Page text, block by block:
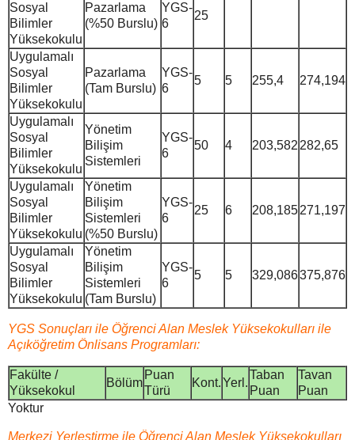
Sosyal
Bilimler
Yüksekokulu
Pazarlama
(%50 Burslu)
YGS-
6
25
Uygulamalı
Sosyal
Bilimler
Yüksekokulu
Pazarlama
(Tam Burslu)
YGS-
6
5 5 255,4 274,194
Uygulamalı
Sosyal
Bilimler
Yüksekokulu
Yönetim
Bilişim
Sistemleri
YGS-
6
50 4 203,582282,65
Uygulamalı
Sosyal
Bilimler
Yüksekokulu
Yönetim
Bilişim
Sistemleri
(%50 Burslu)
YGS-
6
25 6 208,185271,197
Uygulamalı
Sosyal
Bilimler
Yüksekokulu
Yönetim
Bilişim
Sistemleri
(Tam Burslu)
YGS-
6
5 5 329,086375,876
YGS Sonuçları ile Öğrenci Alan Meslek Yüksekokulları ile
Açıköğretim Önlisans Programları:
Fakülte /
Yüksekokul
Bölüm
Puan
Türü
Kont.Yerl.
Taban
Puan
Tavan
Puan
Yoktur
Merkezi Yerleştirme ile Öğrenci Alan Meslek Yüksekokulları